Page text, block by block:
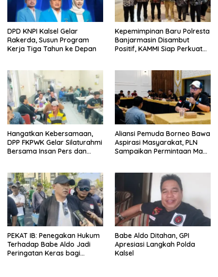
DPD KNPI Kalsel Gelar
Rakerda, Susun Program
Kerja Tiga Tahun ke Depan
Kepemimpinan Baru Polresta
Banjarmasin Disambut
Positif, KAMMI Siap Perkuat
Hangatkan Kebersamaan,
DPP FKPWK Gelar Silaturahmi
Bersama Insan Pers dan
Aliansi Pemuda Borneo Bawa
Aspirasi Masyarakat, PLN
Sampaikan Permintaan Maaf
PEKAT IB: Penegakan Hukum
Terhadap Babe Aldo Jadi
Peringatan Keras bagi
Babe Aldo Ditahan, GPI
Apresiasi Langkah Polda
Kalsel